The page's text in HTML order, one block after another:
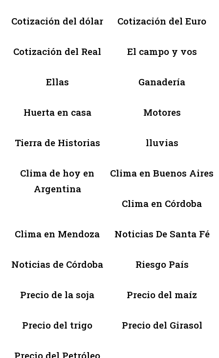
Cotización del dólar Cotización del Euro
Cotización del Real El campo y vos
Ellas Ganadería
Huerta en casa Motores
Tierra de Historias lluvias
Clima de hoy en
Argentina
Clima en Buenos Aires
Clima en Córdoba
Clima en Mendoza Noticias De Santa Fé
Noticias de Córdoba Riesgo País
Precio de la soja Precio del maíz
Precio del trigo Precio del Girasol
Precio del Petróleo